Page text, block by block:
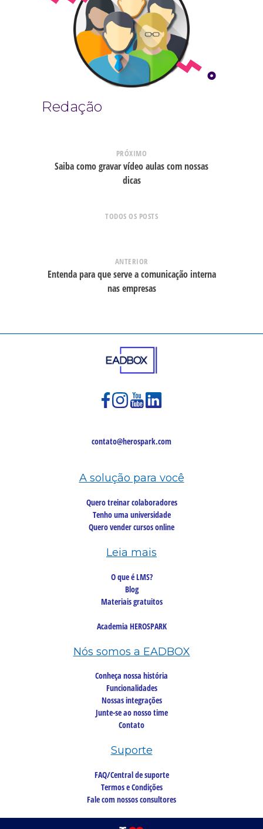
Redação
PRÓXIMO
Saiba como gravar vídeo aulas com nossas
dicas
TODOS OS POSTS
ANTERIOR
Entenda para que serve a comunicação interna
nas empresas
contato@herospark.com
A solução para você
Quero treinar colaboradores
Tenho uma universidade
Quero vender cursos online
Leia mais
O que é LMS?
Blog
Materiais gratuitos
Academia HEROSPARK
Nós somos a EADBOX
Conheça nossa história
Funcionalidades
Nossas integrações
Junte-se ao nosso time
Contato
Suporte
FAQ/Central de suporte
Termos e Condições
Fale com nossos consultores